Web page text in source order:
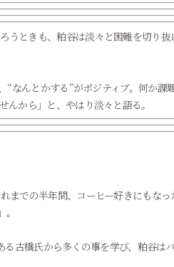
ときも、粕谷は淡々と困難を切り抜
“なんとかする”がポジティブ。何か課
から」と、やはり淡々と語る。
までの半年間、コーヒー好きにもな
古橋氏から多くの事を学び、粕谷は